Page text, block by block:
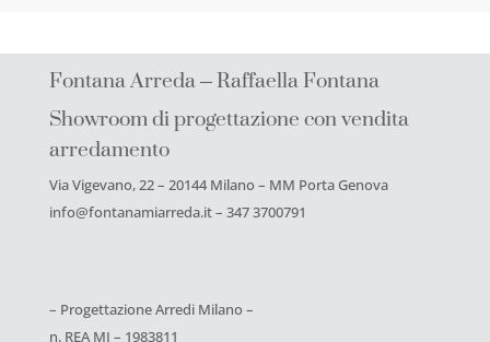
Fontana Arreda – Raffaella Fontana
Showroom di progettazione con vendita
arredamento
Via Vigevano, 22 – 20144 Milano – MM Porta Genova
info@fontanamiarreda.it – 347 3700791
– Progettazione Arredi Milano –
n. REA MI – 1983811